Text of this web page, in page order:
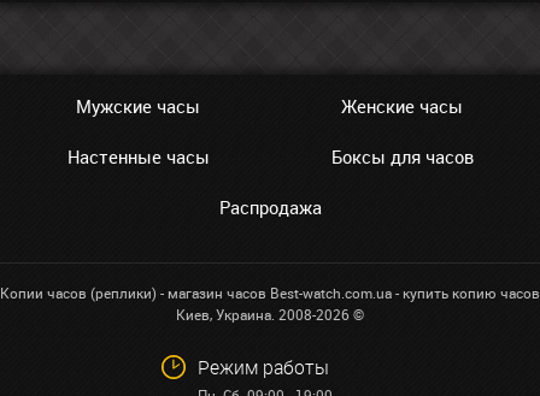
Мужские часы Женские часы
Настенные часы Боксы для часов
Распродажа
Копии часов (реплики) - магазин часов Best-watch.com.ua - купить копию часов
Киев, Украина. 2008-2026 ©
Режим работы